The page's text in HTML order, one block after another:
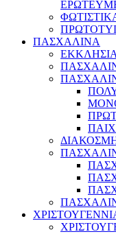
ΠΑΣΧΑΛΙΝΑ